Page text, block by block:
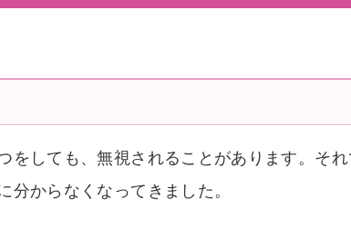
をしても、無視されることがあります。そ
分からなくなってきました。